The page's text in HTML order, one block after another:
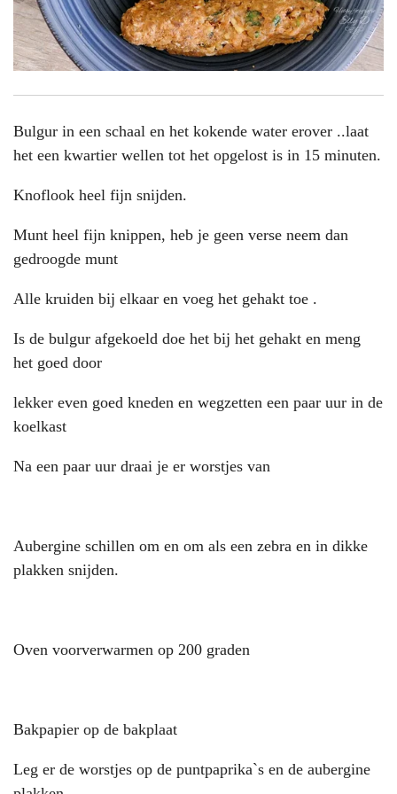
Bulgur in een schaal en het kokende water erover ..laat
het een kwartier wellen tot het opgelost is in 15 minuten.
Knoflook heel fijn snijden.
Munt heel fijn knippen, heb je geen verse neem dan
gedroogde munt
Alle kruiden bij elkaar en voeg het gehakt toe .
Is de bulgur afgekoeld doe het bij het gehakt en meng
het goed door
lekker even goed kneden en wegzetten een paar uur in de
koelkast
Na een paar uur draai je er worstjes van
Aubergine schillen om en om als een zebra en in dikke
plakken snijden.
Oven voorverwarmen op 200 graden
Bakpapier op de bakplaat
Leg er de worstjes op de puntpaprika`s en de aubergine